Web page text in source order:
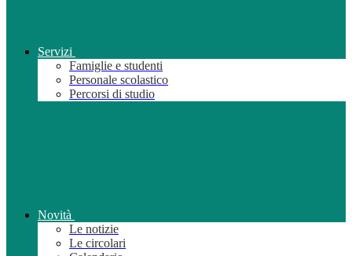
Servizi
Famiglie e studenti
Personale scolastico
Percorsi di studio
Novità
Le notizie
Le circolari